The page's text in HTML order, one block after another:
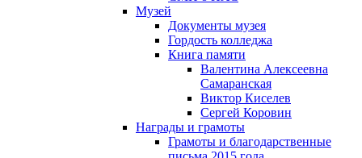
Музей
Документы музея
Гордость колледжа
Книга памяти
Валентина Алексеевна
Самаранская
Виктор Киселев
Сергей Коровин
Награды и грамоты
Грамоты и благодарственные